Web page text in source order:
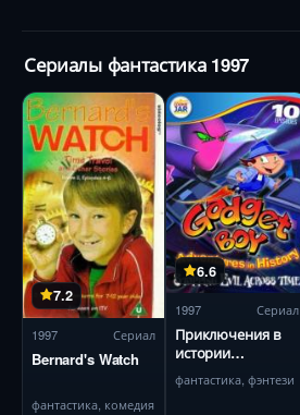
Сериалы фантастика 1997
7.2
1997 Сериал
Bernard's Watch
фантастика, комедия
6.6
1997 Сериал
Приключения в
истории
мальчика
Гаджета
фантастика, фэнтези